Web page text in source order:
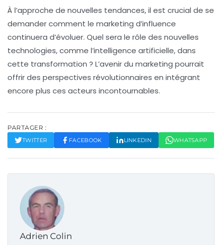
À l’approche de nouvelles tendances, il est crucial de se
demander comment le marketing d’influence
continuera d’évoluer. Quel sera le rôle des nouvelles
technologies, comme l’intelligence artificielle, dans
cette transformation ? L’avenir du marketing pourrait
offrir des perspectives révolutionnaires en intégrant
encore plus ces acteurs incontournables.
PARTAGER :
TWITTER FACEBOOK LINKEDIN WHATSAPP
Adrien Colin